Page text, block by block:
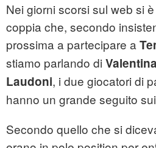
Nei giorni scorsi sul web si
coppia che, secondo
prossima a partecipare a
stiamo parlando di
Laudoni, i due giocatori di
hanno un grande seguito
Secondo quello che si